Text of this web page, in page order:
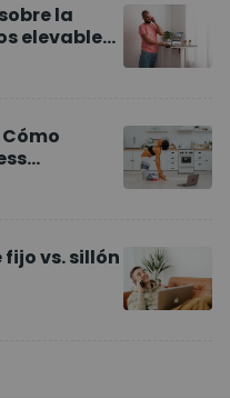
la
elevables
vs. sillón